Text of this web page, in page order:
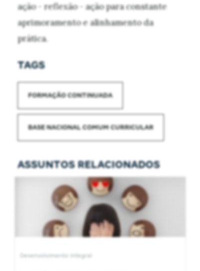
ação - reflexão - ação para constante
aprimoramento e alinhamento da
prática.
TAGS
FORMAÇÃO CONTINUADA
BASE NACIONAL COMUM CURRICULAR
ASSUNTOS RELACIONADOS
Desenvolvimento integral